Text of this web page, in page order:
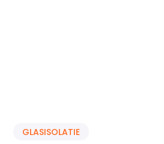
GLASISOLATIE